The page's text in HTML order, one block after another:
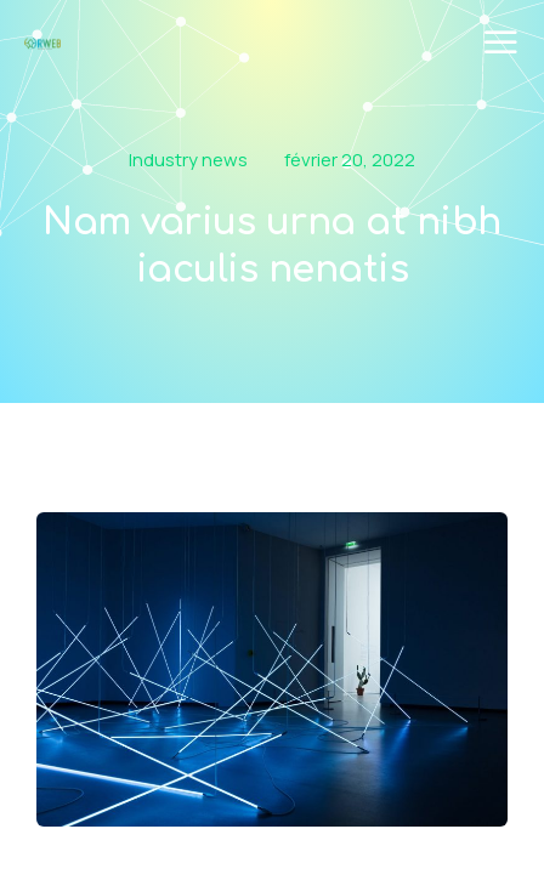
Industry news février 20, 2022
Nam varius urna at nibh
iaculis nenatis